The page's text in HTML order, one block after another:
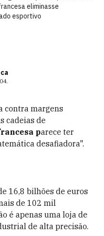
eliminasse
esportivo
.
contra margens
cadeias de
parece ter
desafiadora".
16,8 bilhões de euros
de 102 mil
é apenas uma loja de
de alta precisão.